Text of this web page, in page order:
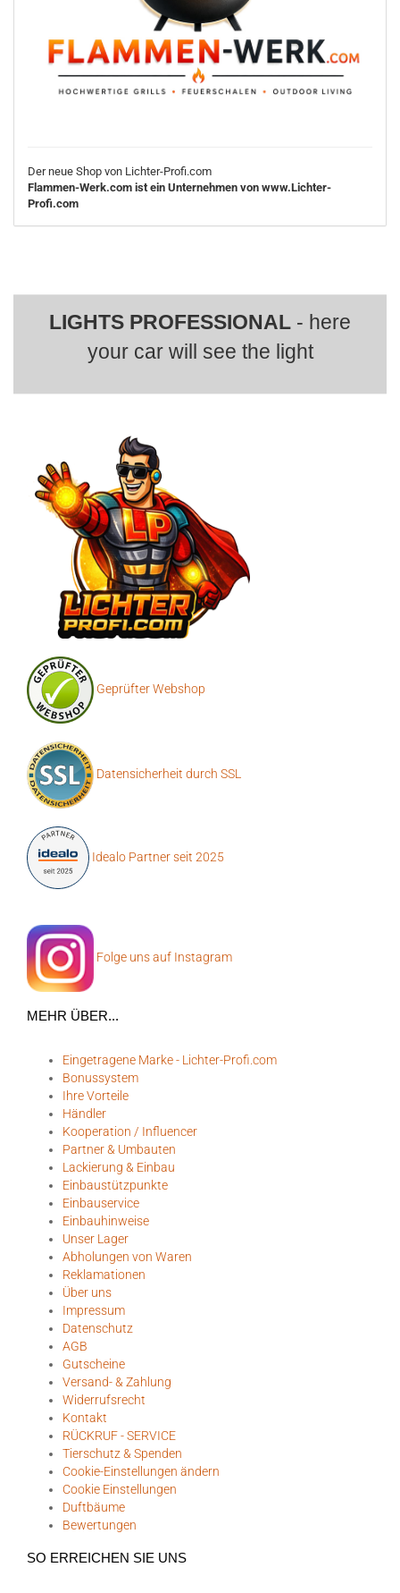
Der neue Shop von Lichter-Profi.com
Flammen-Werk.com ist ein Unternehmen von www.Lichter-
Profi.com
LIGHTS PROFESSIONAL - here
your car will see the light
Geprüfter Webshop
Datensicherheit durch SSL
Idealo Partner seit 2025
Folge uns auf Instagram
MEHR ÜBER...
Eingetragene Marke - Lichter-Profi.com
Bonussystem
Ihre Vorteile
Händler
Kooperation / Influencer
Partner & Umbauten
Lackierung & Einbau
Einbaustützpunkte
Einbauservice
Einbauhinweise
Unser Lager
Abholungen von Waren
Reklamationen
Über uns
Impressum
Datenschutz
AGB
Gutscheine
Versand- & Zahlung
Widerrufsrecht
Kontakt
RÜCKRUF - SERVICE
Tierschutz & Spenden
Cookie-Einstellungen ändern
Cookie Einstellungen
Duftbäume
Bewertungen
SO ERREICHEN SIE UNS